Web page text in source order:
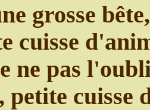
grosse
cuisse
ne pas
petite cuisse